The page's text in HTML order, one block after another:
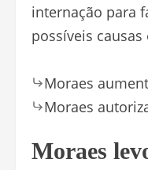
internação para
possíveis
Moraes
Moraes
Moraes